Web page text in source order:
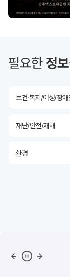
필요한정보
투자유치
산림
보건·복지/여성/장애
재난/안전/재해
환경
산림